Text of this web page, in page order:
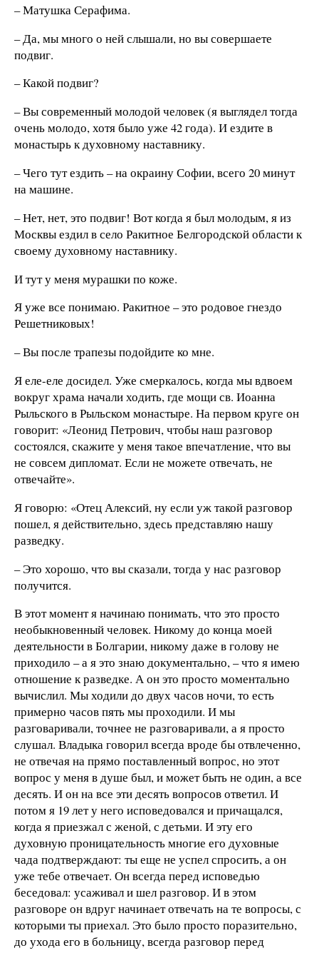
– Матушка Серафима.
– Да, мы много о ней слышали, но вы совершаете
подвиг.
– Какой подвиг?
– Вы современный молодой человек (я выглядел тогда
очень молодо, хотя было уже 42 года). И ездите в
монастырь к духовному наставнику.
– Чего тут ездить – на окраину Софии, всего 20 минут
на машине.
– Нет, нет, это подвиг! Вот когда я был молодым, я из
Москвы ездил в село Ракитное Белгородской области к
своему духовному наставнику.
И тут у меня мурашки по коже.
Я уже все понимаю. Ракитное – это родовое гнездо
Решетниковых!
– Вы после трапезы подойдите ко мне.
Я еле-еле досидел. Уже смеркалось, когда мы вдвоем
вокруг храма начали ходить, где мощи св. Иоанна
Рыльского в Рыльском монастыре. На первом круге он
говорит: «Леонид Петрович, чтобы наш разговор
состоялся, скажите у меня такое впечатление, что вы
не совсем дипломат. Если не можете отвечать, не
отвечайте».
Я говорю: «Отец Алексий, ну если уж такой разговор
пошел, я действительно, здесь представляю нашу
разведку.
– Это хорошо, что вы сказали, тогда у нас разговор
получится.
В этот момент я начинаю понимать, что это просто
необыкновенный человек. Никому до конца моей
деятельности в Болгарии, никому даже в голову не
приходило – а я это знаю документально, – что я имею
отношение к разведке. А он это просто моментально
вычислил. Мы ходили до двух часов ночи, то есть
примерно часов пять мы проходили. И мы
разговаривали, точнее не разговаривали, а я просто
слушал. Владыка говорил всегда вроде бы отвлеченно,
не отвечая на прямо поставленный вопрос, но этот
вопрос у меня в душе был, и может быть не один, а все
десять. И он на все эти десять вопросов ответил. И
потом я 19 лет у него исповедовался и причащался,
когда я приезжал с женой, с детьми. И эту его
духовную проницательность многие его духовные
чада подтверждают: ты еще не успел спросить, а он
уже тебе отвечает. Он всегда перед исповедью
беседовал: усаживал и шел разговор. И в этом
разговоре он вдруг начинает отвечать на те вопросы, с
которыми ты приехал. Это было просто поразительно,
до ухода его в больницу, всегда разговор перед